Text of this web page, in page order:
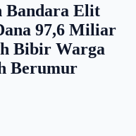
Bandara Elit
97,6 Miliar
Bibir Warga
Berumur